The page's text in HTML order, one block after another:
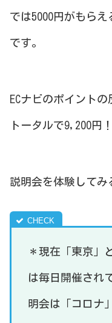
では5000円がもら
です。
ECナビのポイント
トータルで9,200円！
説明会を体験してみ
＊現在「東京」
は毎日開催され
明会は「コロナ